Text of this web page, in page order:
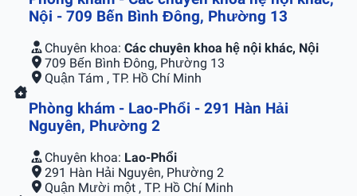
Nội - 709 Bến Bình Đông, Phường 13
Chuyên khoa: Các chuyên khoa hệ nội khác, Nội
709 Bến Bình Đông, Phường 13
Quận Tám , TP. Hồ Chí Minh
Phòng khám - Lao-Phổi - 291 Hàn Hải
Nguyên, Phường 2
Chuyên khoa: Lao-Phổi
291 Hàn Hải Nguyên, Phường 2
Quận Mười một , TP. Hồ Chí Minh